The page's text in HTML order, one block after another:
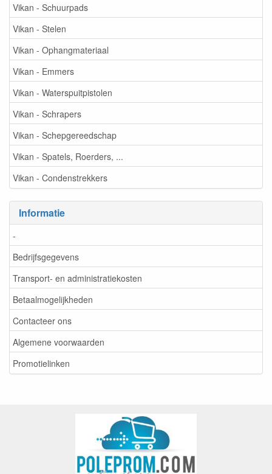
Vikan - Schuurpads
Vikan - Stelen
Vikan - Ophangmateriaal
Vikan - Emmers
Vikan - Waterspuitpistolen
Vikan - Schrapers
Vikan - Schepgereedschap
Vikan - Spatels, Roerders, ...
Vikan - Condenstrekkers
Informatie
-
Bedrijfsgegevens
Transport- en administratiekosten
Betaalmogelijkheden
Contacteer ons
Algemene voorwaarden
Promotielinken